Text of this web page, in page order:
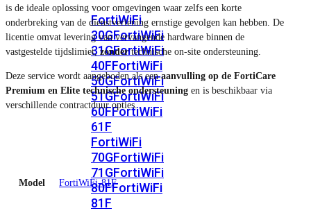
FortiWiFi
30GFortiWiFi
31GFortiWiFi
40FFortiWiFi
50GFortiWiFi
51GFortiWiFi
60FFortiWiFi
61F
FortiWiFi
70GFortiWiFi
71GFortiWiFi
80FFortiWiFi
81F
is de ideale oplossing voor omgevingen waar zelfs een korte
onderbreking van de dienstverlening ernstige gevolgen kan hebben. De
licentie omvat levering van vervangende hardware binnen de
vastgestelde tijdslimiet,zondertechnische on-site ondersteuning.
Deze service wordt aangeboden als eenaanvulling op de FortiCare
Premium en Elite technische ondersteuning en is beschikbaar via
verschillende contractduur opties.
Model FortiWiFi-81F